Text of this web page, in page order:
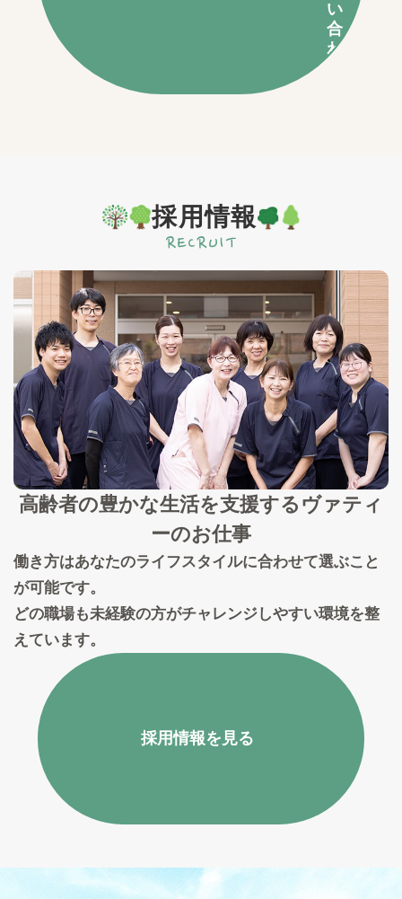
い
合
わ
採用情報
高齢者の豊かな生活を支援する ヴァティ
ーのお仕事
働き方はあなたのライフスタイルに合わせて選ぶこと
が可能です。
どの職場も未経験の方がチャレンジしやすい環境を整
えています。
採用情報を見る